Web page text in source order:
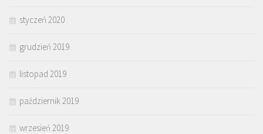
styczeń 2020
grudzień 2019
listopad 2019
październik 2019
wrzesień 2019